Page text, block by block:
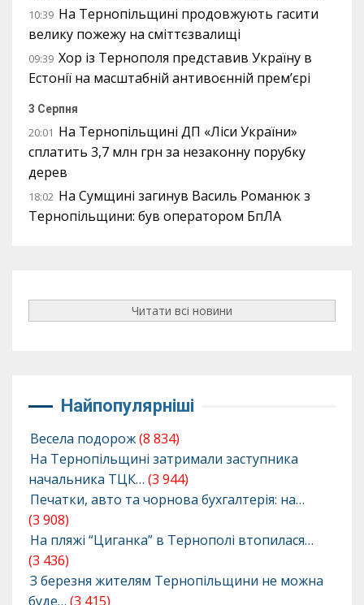
10:39 На Тернопільщині продовжують гасити
велику пожежу на сміттєзвалищі
09:39 Хор із Тернополя представив Україну в
Естонії на масштабній антивоєнній прем’єрі
3 Серпня
20:01 На Тернопільщині ДП «Ліси України»
сплатить 3,7 млн грн за незаконну порубку
дерев
18:02 На Сумщині загинув Василь Романюк з
Тернопільщини: був оператором БпЛА
Читати всі новини
Найпопулярніші
Весела подорож(8 834)
На Тернопільщині затримали заступника
начальника ТЦК… (3 944)
Печатки, авто та чорнова бухгалтерія: на…
(3 908)
На пляжі “Циганка” в Тернополі втопилася…
(3 436)
З березня жителям Тернопільщини не можна
буде… (3 415)